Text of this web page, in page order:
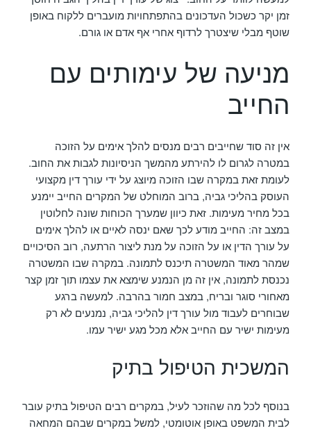
זמן יקר כשכול העדכונים בהתפתחויות מועברים ללקוח באופן
שוטף מבלי שיצטרך לרדוף אחרי אף אדם או גורם.
מניעה של עימותים עם
החייב
אין זה סוד שחייבים רבים מנסים להלך אימים על הזוכה
במטרה לגרום לו להירתע מהמשך הניסיונות לגבות את החוב.
לעומת זאת במקרה שבו הזוכה מיוצג על ידי עורך דין מקצועי
העוסק בהליכי גביה, ברוב המוחלט של המקרים החייב יימנע
בכל מחיר מעימות. זאת כיוון שמערך הכוחות שונה לחלוטין
במצב זה: החייב מודע לכך שאם ינסה לאיים או להלך אימים
על עורך הדין או על הזוכה על מנת ליצור הרתעה, רוב הסיכויים
שמהר מאוד המשטרה תיכנס לתמונה. במקרה שבו המשטרה
נכנסת לתמונה, אין זה מן הנמנע שימצא את עצמו תוך זמן קצר
מאחורי סוגר ובריח, במצב חמור בהרבה. למעשה ברגע
שבוחרים לעבוד מול עורך דין להליכי גביה, נמנעים לא רק
מעימות ישיר עם החייב אלא מכל מגע ישיר עמו.
המשכית הטיפול בתיק
בנוסף לכל מה שהוזכר לעיל, במקרים רבים הטיפול בתיק עובר
לבית המשפט באופן אוטומטי, למשל במקרים שבהם המחאה